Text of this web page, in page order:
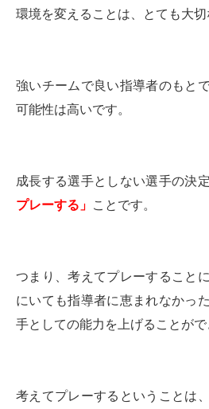
環境を変えることは、とても大切
強いチームで良い指導者のもと
可能性は高いです。
成長する選手としない選手の決
プレーする」 ことです。
つまり、考えてプレーすること
にいても指導者に恵まれなかっ
手としての能力を上げることがで
考えてプレーするということは、